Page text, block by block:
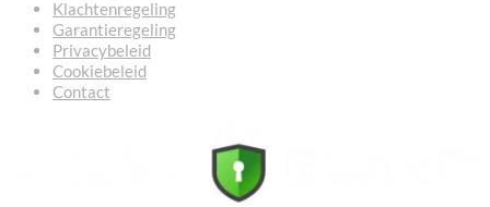
Klachtenregeling
Garantieregeling
Privacybeleid
Cookiebeleid
Contact